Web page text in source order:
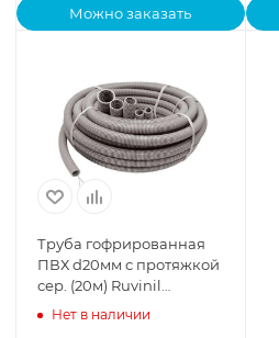
Можно заказать
Труба гофрированная
ПВХ d20мм с протяжкой
сер. (20м) Ruvinil
12001(20)
Нет в наличии